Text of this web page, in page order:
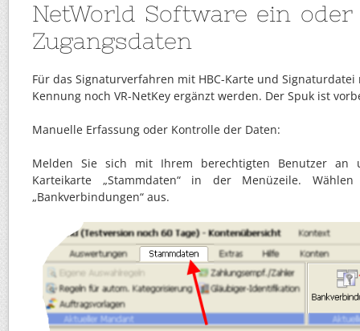
NetWorld Software ein
Zugangsdaten
Für das Signaturverfahren mit HBC-Karte und Signaturdatei
Kennung noch VR-NetKey ergänzt werden. Der Spuk ist
Manuelle Erfassung oder Kontrolle der Daten:
Melden Sie sich mit Ihrem berechtigten Benutzer
Karteikarte „Stammdaten“ in der Menüzeile.
„Bankverbindungen“ aus.